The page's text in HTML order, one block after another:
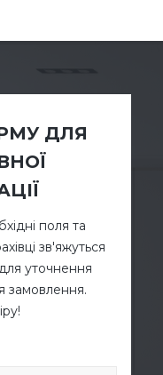
ДЛЯ
поля та
зв'яжуться
уточнення
замовлення.